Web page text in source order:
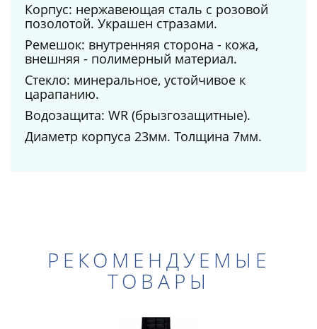
Корпус: нержавеющая сталь с розовой
позолотой. Украшен стразами.
Ремешок: внутренняя сторона - кожа,
внешняя - полимерный материал.
Стекло: минеральное, устойчивое к
царапанию.
Водозащита: WR (брызгозащитные).
Диаметр корпуса 23мм. Толщина 7мм.
РЕКОМЕНДУЕМЫЕ
ТОВАРЫ